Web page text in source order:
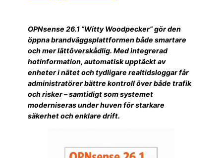
OPNsense 26.1 ”Witty Woodpecker” gör den
öppna brandväggsplattformen både smartare
och mer lättöverskådlig. Med integrerad
hotinformation, automatisk upptäckt av
enheter i nätet och tydligare realtidsloggar får
administratörer bättre kontroll över både trafik
och risker – samtidigt som systemet
moderniseras under huven för starkare
säkerhet och enklare drift.